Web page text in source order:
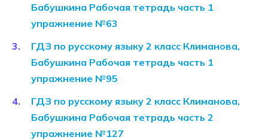
Бабушкина Рабочая тетрадь часть 1
упражнение №63
ГДЗ по русскому языку 2 класс Климанова,
Бабушкина Рабочая тетрадь часть 1
упражнение №95
ГДЗ по русскому языку 2 класс Климанова,
Бабушкина Рабочая тетрадь часть 2
упражнение №127